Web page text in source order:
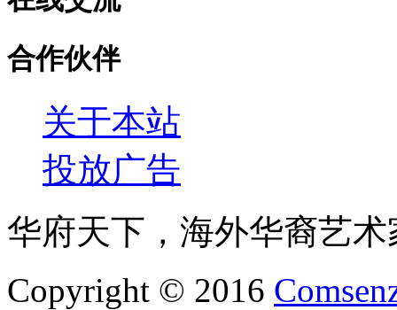
合作伙伴
关于本站
投放广告
华府天下，海外华裔艺
Copyright © 2016